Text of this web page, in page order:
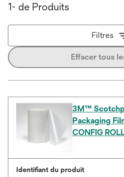
1- de Produits
Filtres
Effacer tous
3M™
Packaging
CONFIG
Identifiant du produit